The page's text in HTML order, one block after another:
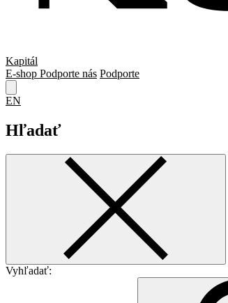
Kapitál
E-shop Podporte nás Podporte
EN
Hľadať
Vyhľadať: